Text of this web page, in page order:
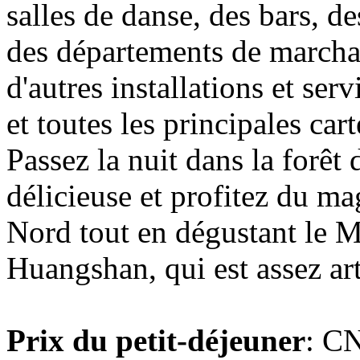
salles de danse, des bars,
des départements de
d'autres installations et
et toutes les principales
Passez la nuit dans la
délicieuse et profitez du
Nord tout en dégustant le
Huangshan, qui est assez
Prix du petit-déjeuner: